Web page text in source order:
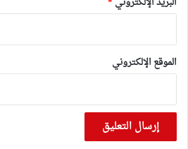
الموقع الإلكتروني